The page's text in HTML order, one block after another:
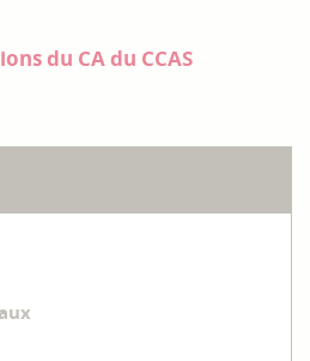
du CA du CCAS